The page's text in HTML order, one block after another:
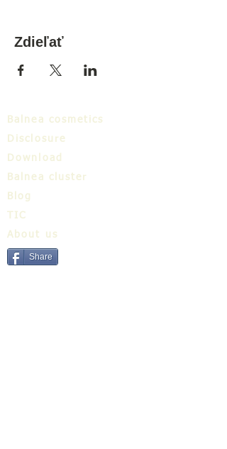
Zdieľať
Balnea cosmetics
Disclosure
Download
Balnea cluster
Blog
TIC
About us
Share